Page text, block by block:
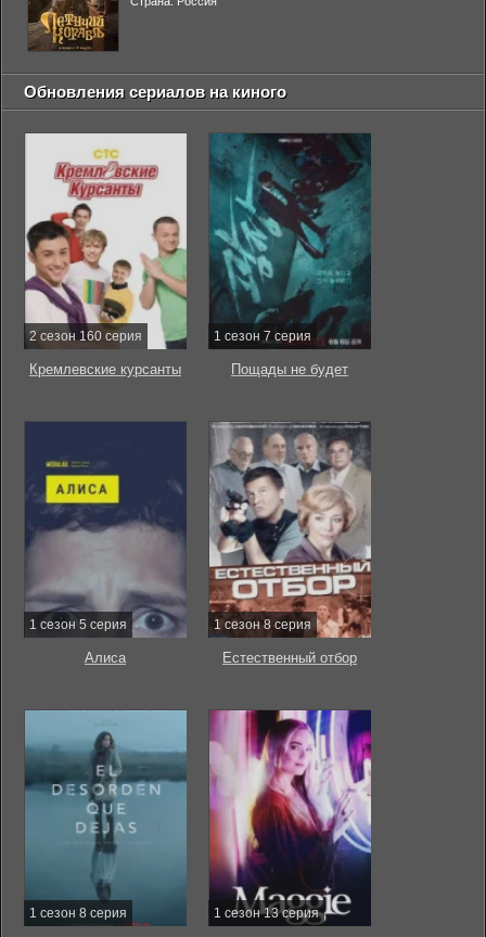
Обновления сериалов на киного
2 сезон 160 серия
Кремлевские курсанты
1 сезон 7 серия
Пощады не будет
1 сезон 5 серия
Алиса
1 сезон 8 серия
Естественный отбор
1 сезон 8 серия 1 сезон 13 серия